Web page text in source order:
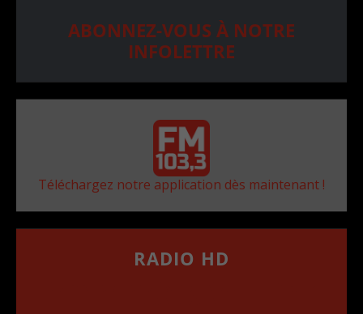
ABONNEZ-VOUS À NOTRE
INFOLETTRE
Téléchargez notre application dès maintenant !
RADIO HD